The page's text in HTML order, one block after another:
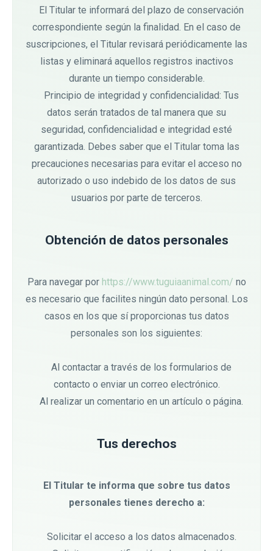
El Titular te informará del plazo de conservación
correspondiente según la finalidad. En el caso de
suscripciones, el Titular revisará periódicamente las
listas y eliminará aquellos registros inactivos
durante un tiempo considerable.
Principio de integridad y confidencialidad: Tus
datos serán tratados de tal manera que su
seguridad, confidencialidad e integridad esté
garantizada. Debes saber que el Titular toma las
precauciones necesarias para evitar el acceso no
autorizado o uso indebido de los datos de sus
usuarios por parte de terceros.
Obtención de datos personales
Para navegar por https://www.tuguiaanimal.com/ no
es necesario que facilites ningún dato personal. Los
casos en los que sí proporcionas tus datos
personales son los siguientes:
Al contactar a través de los formularios de
contacto o enviar un correo electrónico.
Al realizar un comentario en un artículo o página.
Tus derechos
El Titular te informa que sobre tus datos
personales tienes derecho a:
Solicitar el acceso a los datos almacenados.